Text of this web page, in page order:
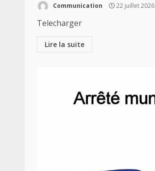
Communication 22 juillet 2026
Telecharger
Lire la suite